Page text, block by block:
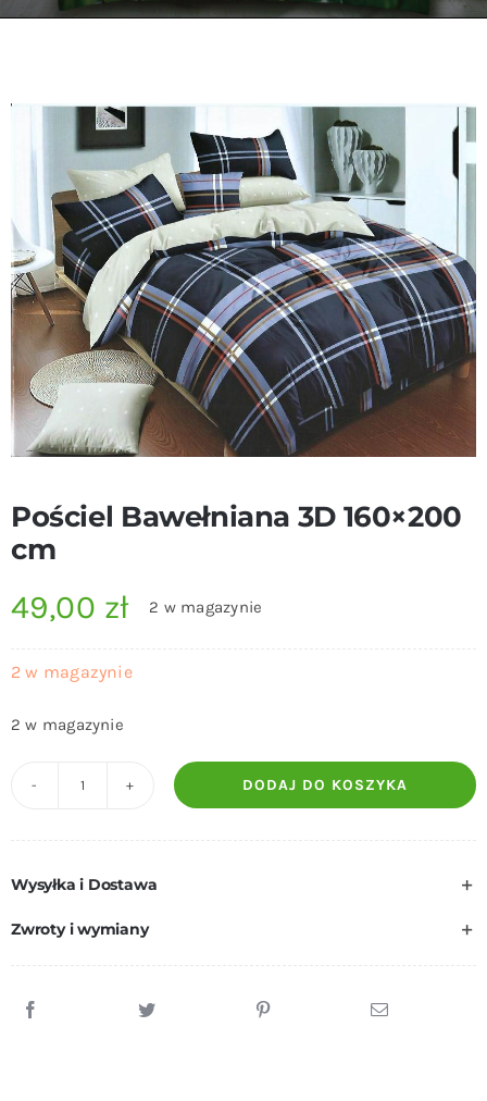
Pościel Bawełniana 3D 160×200
cm
49,00 zł 2 w magazynie
2 w magazynie
2 w magazynie
3D
160x200
DODAJ DO KOSZYKA
Wysyłka i Dostawa
Zwroty i wymiany